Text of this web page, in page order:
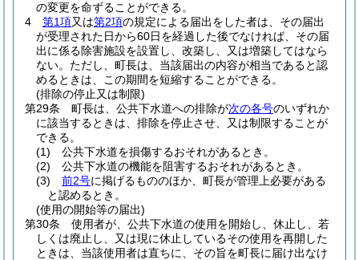
の変更を命ずることができる。
4
第1項又は第2項の規定による届出をした者は、その届出
が受理された日から60日を経過した後でなければ、その届
出に係る除害施設を設置し、改築し、又は増築してはなら
ない。 ただし、町長は、当該届出の内容が相当であると認
めるときは、この期間を短縮することができる。
(排除の停止又は制限)
第29条
町長は、公共下水道への排除が次の各号のいずれか
に該当するときは、排除を停止させ、又は制限することが
できる。
(1)
公共下水道を損傷するおそれがあるとき。
(2)
公共下水道の機能を阻害するおそれがあるとき。
(3)
前2号に掲げるもののほか、町長が管理上必要がある
と認めるとき。
(使用の開始等の届出)
第30条
使用者が、公共下水道の使用を開始し、休止し、若
しくは廃止し、又は現に休止しているその使用を再開した
ときは、当該使用者は直ちに、その旨を町長に届け出なけ